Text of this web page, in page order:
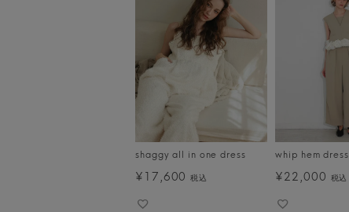
shaggy all in one dress
¥17,600 税込
whip hem dress
¥22,000 税込